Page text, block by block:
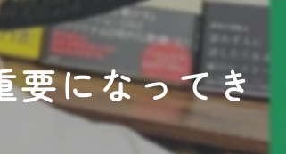
要になってき